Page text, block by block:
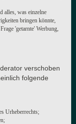
alles, was einzelne
bringen könnte,
'getarnte' Werbung,
verschoben
folgende
Urheberrechts;